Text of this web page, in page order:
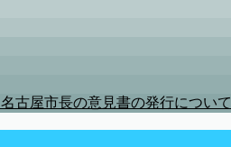
古屋市長の意見書の発行について